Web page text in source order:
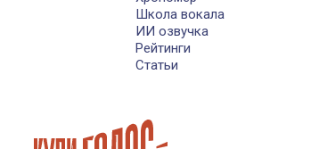
Школа вокала
ИИ озвучка
Рейтинги
Статьи